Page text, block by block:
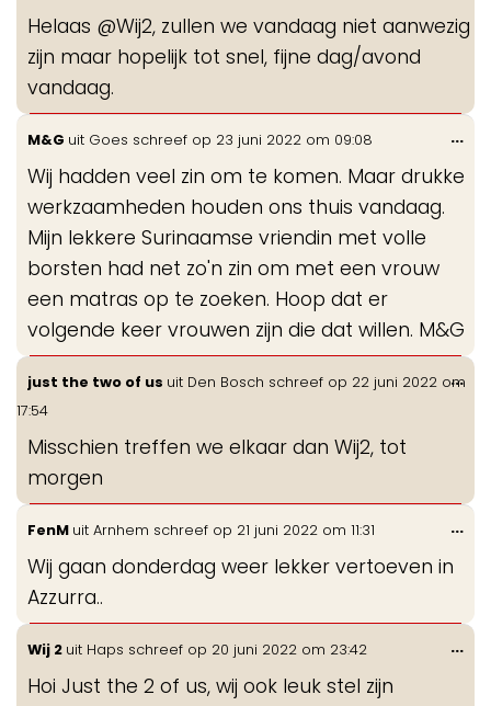
Helaas @Wij2, zullen we vandaag niet aanwezig
zijn maar hopelijk tot snel, fijne dag/avond
vandaag.
M&G uit Goes schreef op 23 juni 2022 om 09:08
Wij hadden veel zin om te komen. Maar drukke
werkzaamheden houden ons thuis vandaag.
Mijn lekkere Surinaamse vriendin met volle
borsten had net zo'n zin om met een vrouw
een matras op te zoeken. Hoop dat er
volgende keer vrouwen zijn die dat willen. M&G
...
just the two of us uit Den Bosch schreef op 22 juni 2022 om
17:54
Misschien treffen we elkaar dan Wij2, tot
morgen
...
FenM uit Arnhem schreef op 21 juni 2022 om 11:31
Wij gaan donderdag weer lekker vertoeven in
Azzurra..
...
Wij 2 uit Haps schreef op 20 juni 2022 om 23:42
Hoi Just the 2 of us, wij ook leuk stel zijn
...